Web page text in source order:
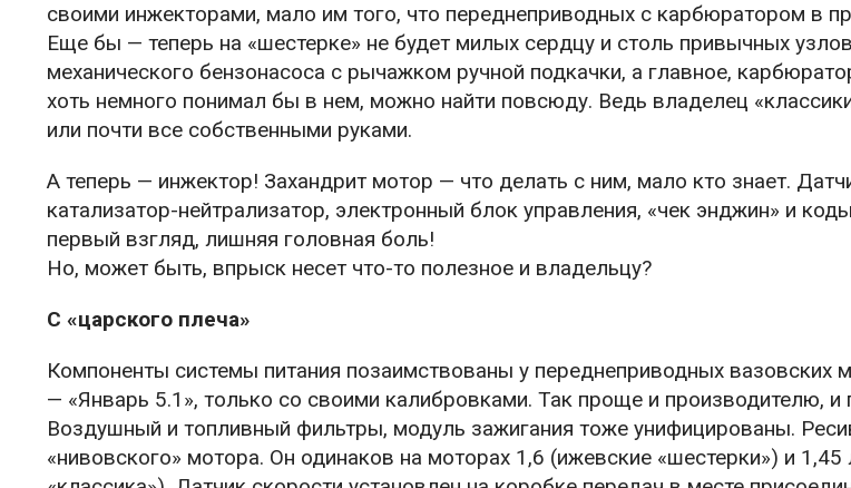
своими инжекторами, мало им того, что переднеприводных с карбюратором в
Еще бы — теперь на «шестерке» не будет милых сердцу и столь привычных
механического бензонасоса с рычажком ручной подкачки, а главное,
хоть немного понимал бы в нем, можно найти повсюду. Ведь владелец
или почти все собственными руками.
А теперь — инжектор! Захандрит мотор — что делать с ним, мало кто знает.
катализатор-нейтрализатор, электронный блок управления, «чек энджин» и
первый взгляд, лишняя головная боль!
Но, может быть, впрыск несет что-то полезное и владельцу?
С «царского плеча»
Компоненты системы питания позаимствованы у переднеприводных вазовских
— «Январь 5.1», только со своими калибровками. Так проще и производителю, и
Воздушный и топливный фильтры, модуль зажигания тоже унифицированы.
«нивовского» мотора. Он одинаков на моторах 1,6 (ижевские «шестерки») и 1,45